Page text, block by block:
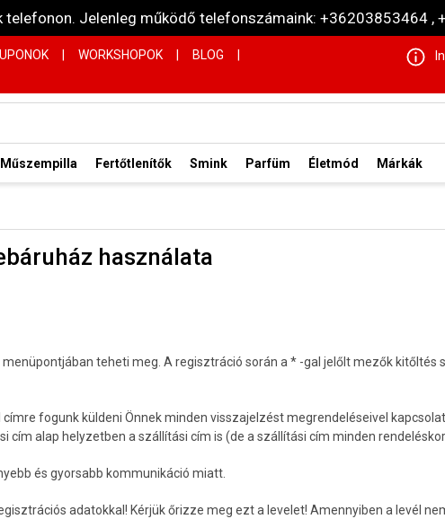
Jelenleg működő telefonszámaink: +36203853464 ,
WORKSHOPOK BLOG
Műszempilla Fertőtlenítők Smink Parfüm Életmód Márkák
használata
teheti meg. A regisztráció során a * -gal jelőlt mezők kitőltés
fogunk küldeni Önnek minden visszajelzést megrendeléseivel
alap helyzetben a szállítási cím is (de a szállítási cím minden
és gyorsabb kommunikáció miatt.
adatokkal! Kérjük őrizze meg ezt a levelet! Amennyiben a levél